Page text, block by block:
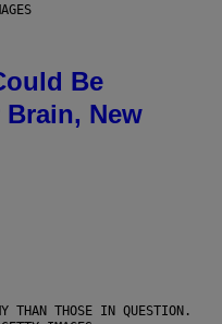
Be
New
THAN THOSE IN QUESTION.